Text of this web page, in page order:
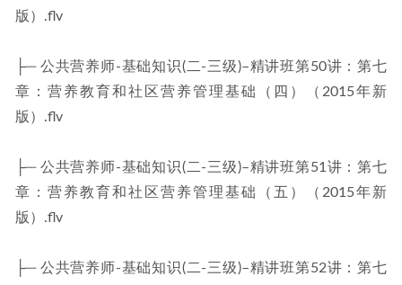
版）.flv
├─ 公共营养师-基础知识(二-三级)–精讲班第50讲：第七
章：营养教育和社区营养管理基础（四）（2015年新
版）.flv
├─ 公共营养师-基础知识(二-三级)–精讲班第51讲：第七
章：营养教育和社区营养管理基础（五）（2015年新
版）.flv
├─ 公共营养师-基础知识(二-三级)–精讲班第52讲：第七